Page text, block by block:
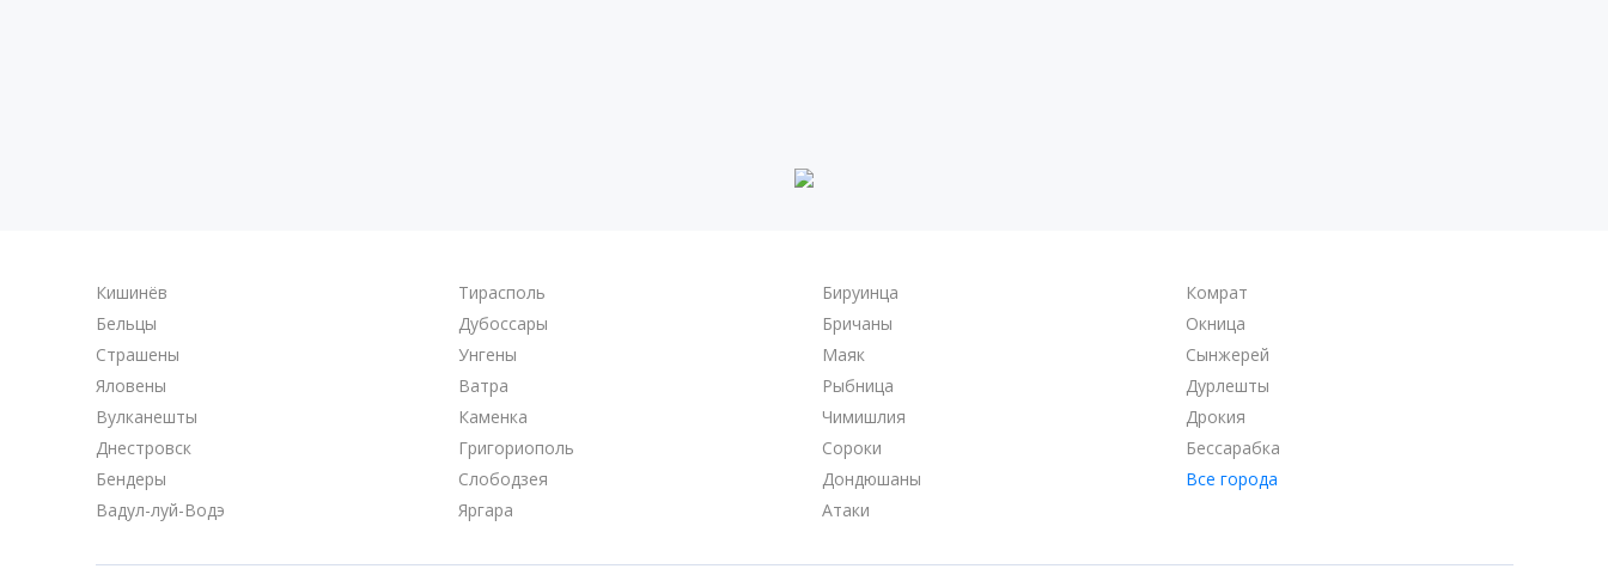
Кишинёв
Бельцы
Страшены
Яловены
Вулканешты
Днестровск
Бендеры
Вадул-луй-Водэ
Тирасполь
Дубоссары
Унгены
Ватра
Каменка
Григориополь
Слободзея
Яргара
Бируинца
Бричаны
Маяк
Рыбница
Чимишлия
Сороки
Дондюшаны
Атаки
Комрат
Окница
Сынжерей
Дурлешты
Дрокия
Бессарабка
Все города